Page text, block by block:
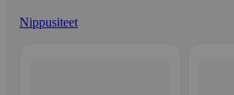
Nippusiteet